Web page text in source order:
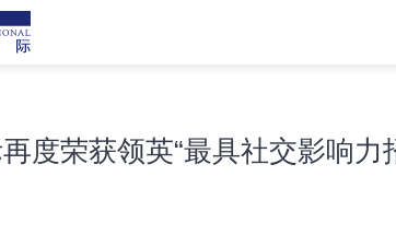
度荣获领英“最具社交影响力